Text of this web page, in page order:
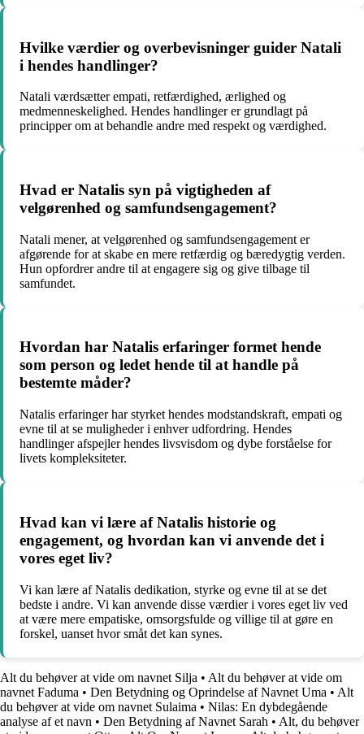
Hvilke værdier og overbevisninger guider Natali
i hendes handlinger?
Natali værdsætter empati, retfærdighed, ærlighed og
medmenneskelighed. Hendes handlinger er grundlagt på
principper om at behandle andre med respekt og værdighed.
Hvad er Natalis syn på vigtigheden af
velgørenhed og samfundsengagement?
Natali mener, at velgørenhed og samfundsengagement er
afgørende for at skabe en mere retfærdig og bæredygtig verden.
Hun opfordrer andre til at engagere sig og give tilbage til
samfundet.
Hvordan har Natalis erfaringer formet hende
som person og ledet hende til at handle på
bestemte måder?
Natalis erfaringer har styrket hendes modstandskraft, empati og
evne til at se muligheder i enhver udfordring. Hendes
handlinger afspejler hendes livsvisdom og dybe forståelse for
livets kompleksiteter.
Hvad kan vi lære af Natalis historie og
engagement, og hvordan kan vi anvende det i
vores eget liv?
Vi kan lære af Natalis dedikation, styrke og evne til at se det
bedste i andre. Vi kan anvende disse værdier i vores eget liv ved
at være mere empatiske, omsorgsfulde og villige til at gøre en
forskel, uanset hvor småt det kan synes.
Alt du behøver at vide om navnet Silja • Alt du behøver at vide om
navnet Faduma • Den Betydning og Oprindelse af Navnet Uma • Alt
du behøver at vide om navnet Sulaima • Nilas: En dybdegående
analyse af et navn • Den Betydning af Navnet Sarah • Alt, du behøver